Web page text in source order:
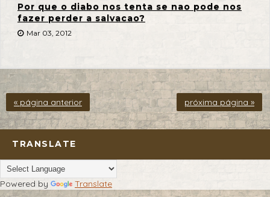
Por que o diabo nos tenta se nao pode nos
fazer perder a salvacao?
Mar 03, 2012
« página anterior próxima página »
TRANSLATE
Powered by Translate